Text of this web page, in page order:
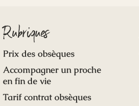
Rubriques
Prix des obsèques
Accompagner un proche
en fin de vie
Tarif contrat obsèques